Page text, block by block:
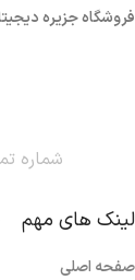
فروشگاهجزیره
شماره
لینک های مهم
صفحه اصلی